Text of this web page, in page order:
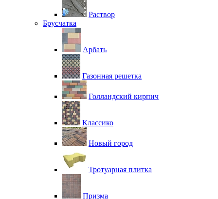
Раствор
Брусчатка
Арбать
Газонная решетка
Голландский кирпич
Классико
Новый город
Тротуарная плитка
Призма